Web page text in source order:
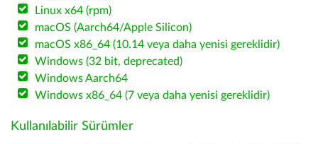
Linux x64 (rpm)
macOS (Aarch64/Apple Silicon)
macOS x86_64 (10.14 veya daha yenisi gereklidir)
Windows (32 bit, deprecated)
Windows Aarch64
Windows x86_64 (7 veya daha yenisi gereklidir)
Kullanılabilir Sürümler